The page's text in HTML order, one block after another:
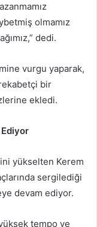
olmamız
dedi.
vurgu yaparak,
bir
ekledi.
yükselten Kerem
sergilediği
devam ediyor.
tempo ve